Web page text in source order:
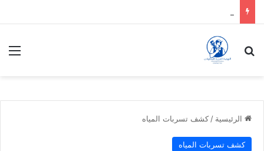
بحث عن
الرئيسية / كشف تسربات المياه
كشف تسربات المياه